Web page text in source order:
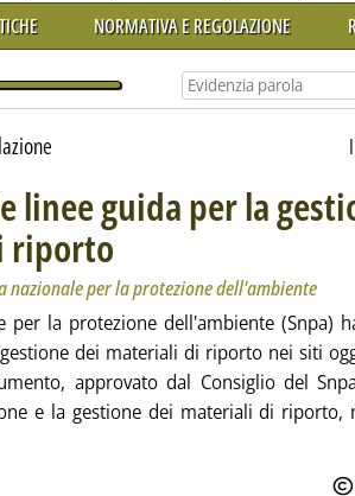
NORMATIVA E REGOLAZIONE
linee guida per la
riporto
nazionale per la protezione dell'ambiente
per la protezione dell'ambiente (Snpa)
dei materiali di riporto nei siti
approvato dal Consiglio del
e la gestione dei materiali di riporto,